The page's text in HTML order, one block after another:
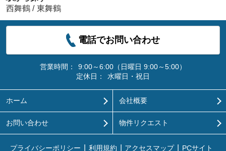
西舞鶴 / 東舞鶴
電話でお問い合わせ
営業時間：
9:00～6:00（日曜日 9:00～5:00）
定休日：
水曜日・祝日
ホーム 会社概要
お問い合わせ 物件リクエスト
プライバシーポリシー 利用規約 アクセスマップ PCサイト